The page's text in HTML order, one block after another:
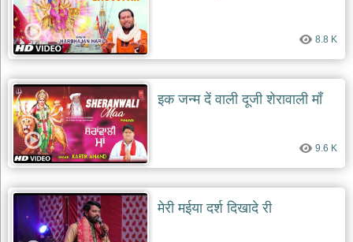
8.8 K
इक जन्म दें वाली दूजी शेरावाली माँ
9.6 K
मेरी मईया दर्श दिखादे री